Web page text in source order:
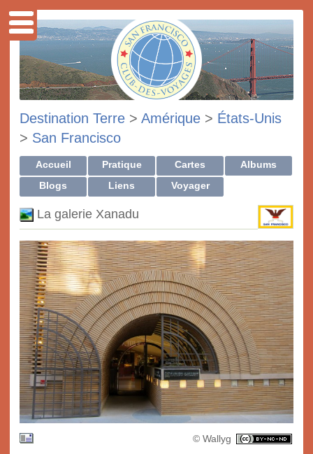
Destination Terre > Amérique > États-Unis
> San Francisco
Accueil Pratique Cartes
Albums
Blogs
Liens Voyager
La galerie Xanadu
© Wallyg